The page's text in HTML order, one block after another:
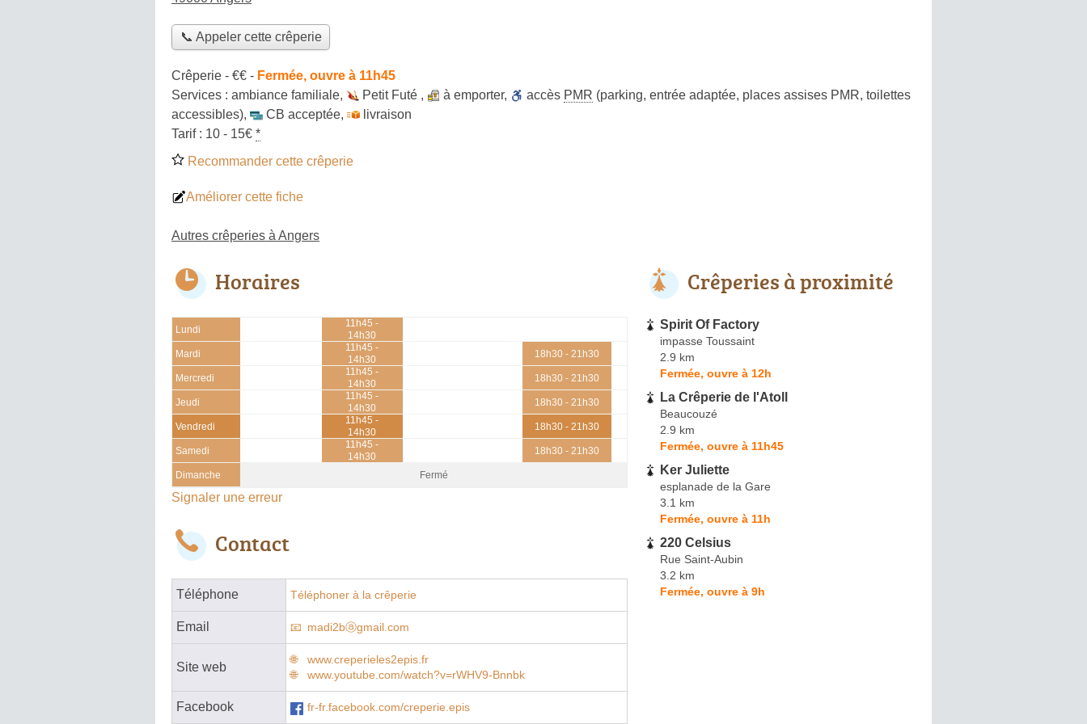
📞 Appeler cette crêperie
Crêperie - €€ - Fermée, ouvre à 11h45
Services : ambiance familiale, Petit Futé , à emporter, accès PMR (parking, entrée adaptée, places assises PMR, toilettes
accessibles), CB acceptée,
livraison
Tarif : 10 - 15€ *
Recommander cette crêperie
Améliorer cette fiche
Autres crêperies à Angers
Horaires
Lundi
11h45 -
14h30
Mardi
11h45 -
14h30
18h30 - 21h30
Mercredi
11h45 -
14h30
18h30 - 21h30
Jeudi
11h45 -
14h30
18h30 - 21h30
Vendredi
11h45 -
14h30
18h30 - 21h30
Samedi
11h45 -
14h30
18h30 - 21h30
Dimanche Fermé
Signaler une erreur
Contact
Téléphone Téléphoner à la crêperie
Email madi2bⓐgmail.com
Site web
www.creperieles2epis.fr
www.youtube.com/watch?v=rWHV9-Bnnbk
Facebook fr-fr.facebook.com/creperie.epis
Crêperies à proximité
Spirit Of Factory
impasse Toussaint
2.9 km
Fermée, ouvre à 12h
La Crêperie de l'Atoll
Beaucouzé
2.9 km
Fermée, ouvre à 11h45
Ker Juliette
esplanade de la Gare
3.1 km
Fermée, ouvre à 11h
220 Celsius
Rue Saint-Aubin
3.2 km
Fermée, ouvre à 9h